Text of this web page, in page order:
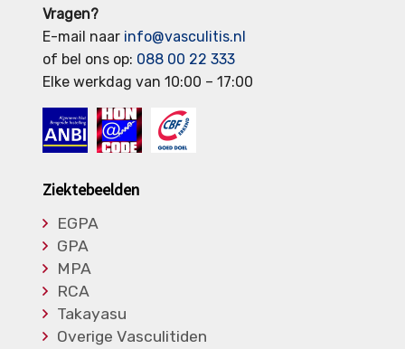
Vragen?
E-mail naar info@vasculitis.nl
of bel ons op: 088 00 22 333
Elke werkdag van 10:00 – 17:00
Ziektebeelden
EGPA
GPA
MPA
RCA
Takayasu
Overige Vasculitiden